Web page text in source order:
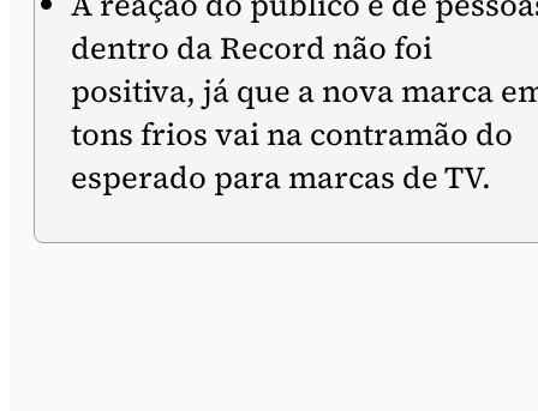
dentro da Record não foi
positiva, já que a nova marca
tons frios vai na contramão do
esperado para marcas de TV.